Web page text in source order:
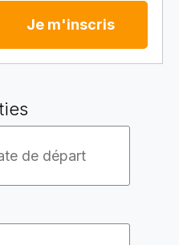
Je m'inscris